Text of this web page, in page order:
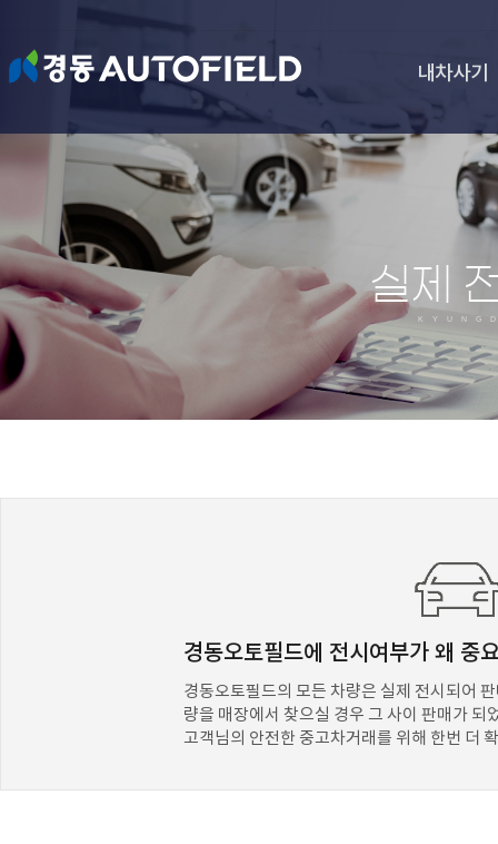
내차사기
실제
경동오토필드에 전시여부가 왜 중
경동오토필드의 모든 차량은 실제 전시되어
량을 매장에서 찾으실 경우 그 사이 판매가
고객님의 안전한 중고차거래를 위해 한번 더